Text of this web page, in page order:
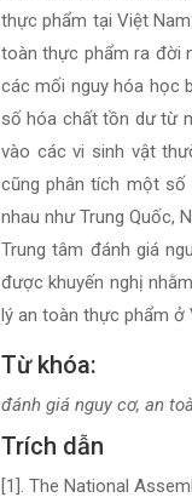
thực phẩm tại Việt
toàn thực phẩm ra đời
các mối nguy hóa học
số hóa chất tồn dư từ
vào các vi sinh vật
cũng phân tích một
nhau như Trung Quốc,
Trung tâm đánh giá
được khuyến nghị
lý an toàn thực phẩm ở
Từ khóa:
đánh giá nguy cơ, an
Trích dẫn
[1]. The National